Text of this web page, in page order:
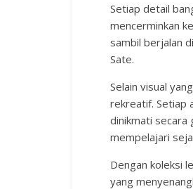
Setiap detail
mencerminkan
sambil berjalan
Sate.
Selain visual
rekreatif. Setiap
dinikmati secara
mempelajari
Dengan koleksi
yang